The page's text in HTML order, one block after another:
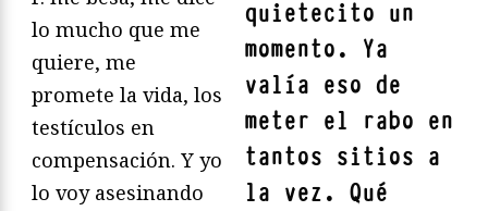
quietecito un
momento. Ya
valía eso de
meter el rabo en
tantos sitios a
la vez. Qué
lo mucho que me
quiere, me
promete la vida, los
testículos en
compensación. Y yo
lo voy asesinando